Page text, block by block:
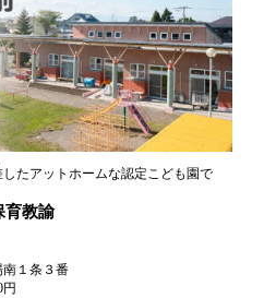
たアットホームな認定こども園で
育教諭
１条３番
円